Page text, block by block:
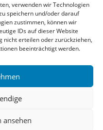
verwenden wir Technologien
speichern und/oder darauf
zustimmen, können wir
IDs auf dieser Website
nicht erteilen oder zurückziehen,
beeinträchtigt werden.
ansehen